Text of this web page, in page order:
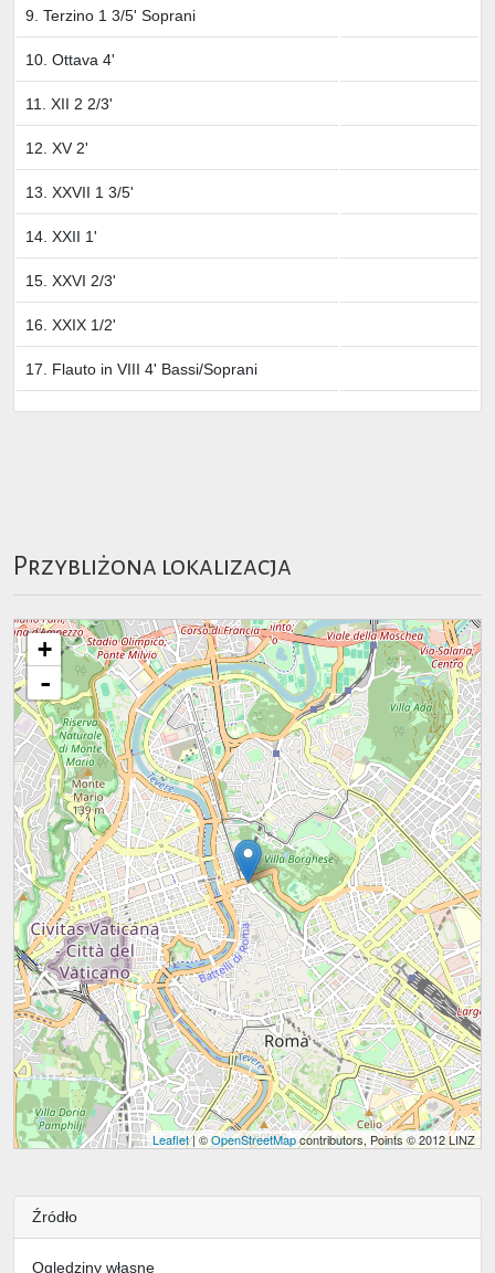
9. Terzino 1 3/5' Soprani
10. Ottava 4'
11. XII 2 2/3'
12. XV 2'
13. XXVII 1 3/5'
14. XXII 1'
15. XXVI 2/3'
16. XXIX 1/2'
17. Flauto in VIII 4' Bassi/Soprani
Przybliżona lokalizacja
+
-
Leaflet| ©OpenStreetMapcontributors, Points © 2012 LINZ
Źródło
Oględziny własne